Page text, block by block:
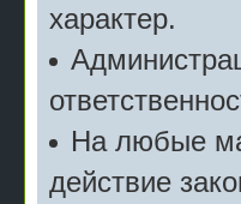
характер.
На любые
действие